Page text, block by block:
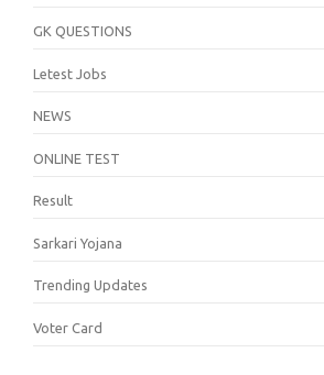
GK QUESTIONS
Letest Jobs
NEWS
ONLINE TEST
Result
Sarkari Yojana
Trending Updates
Voter Card